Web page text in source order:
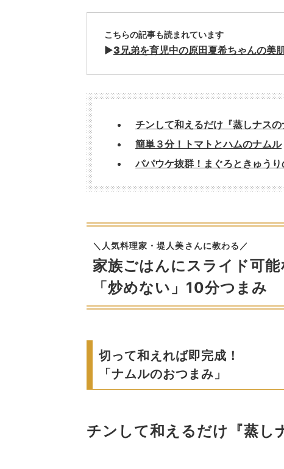
こちらの記事も読まれています
▶︎3兄弟を育児中の原田夏希ちゃんの美
チンして和えるだけ『蒸しナスの
簡単３分！トマトとハムのナムル
パパウケ抜群！まぐろときゅう
＼人気料理家・堤人美さんに教わる／
家族ごはんにスライド可能
「炒めない」10分つまみ
切って和えれば即完成！
「ナムルのおつまみ」
チンして和えるだけ『蒸し